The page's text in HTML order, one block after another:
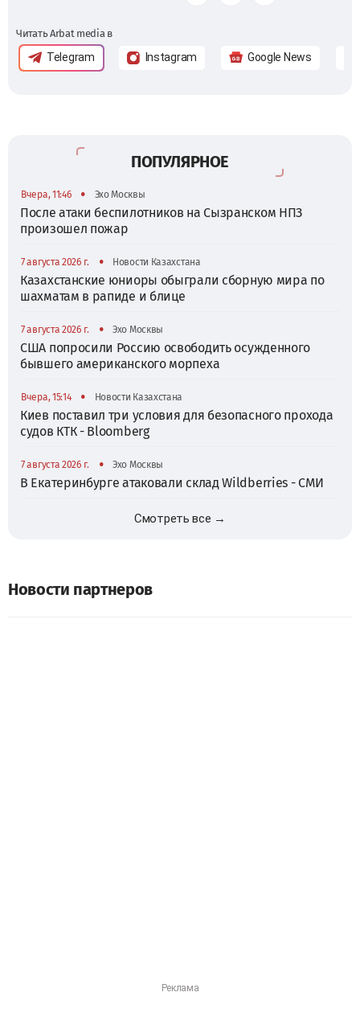
Читать Arbat media в
Telegram Instagram Google News
ПОПУЛЯРНОЕ
Вчера, 11:46 • Эхо Москвы
После атаки беспилотников на Сызранском НПЗ
произошел пожар
7 августа 2026 г. • Новости Казахстана
Казахстанские юниоры обыграли сборную мира по
шахматам в рапиде и блице
7 августа 2026 г. • Эхо Москвы
США попросили Россию освободить осужденного
бывшего американского морпеха
Вчера, 15:14 • Новости Казахстана
Киев поставил три условия для безопасного прохода
судов КТК - Bloomberg
7 августа 2026 г. • Эхо Москвы
В Екатеринбурге атаковали склад Wildberries - СМИ
Смотреть все →
Новости партнеров